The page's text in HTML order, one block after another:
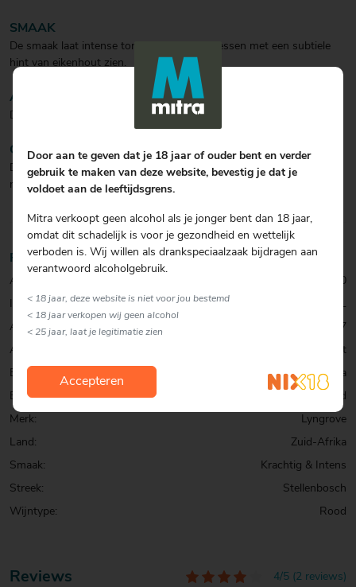
SMAAK
De smaak laat intense tonen van zwarte bessen met een subtiele
hint van eikenhout zien.
AFDRONK
De middellange afdronk laat een klein zoetje zien.
CULINAIR
Deze krachtige en intense wijn kun je onder andere prima serveren
naast diverse gerechten van varkensvlees.
Reviews 4/5 (2 reviews)
Productinformatie
Artikelcode:
0074950000
Inhoud:
75 CL
Alcohol percentage:
14,7
Allergenen:
Sulfiet
Exclusief:
Exclusief bij Mitra
Bekroning:
Bekroond
Merk:
Lyngrove
Land:
Zuid-Afrika
Smaak:
Krachtig & Intens
Streek:
Stellenbosch
Wijntype:
Rood
Door aan te geven dat je 18 jaar of ouder bent en verder
gebruik te maken van deze website, bevestig je dat je
voldoet aan de leeftijdsgrens.
Mitra verkoopt geen alcohol als je jonger bent dan 18 jaar,
omdat dit schadelijk is voor je gezondheid en wettelijk
verboden is. Wij willen als drankspeciaalzaak bijdragen aan
verantwoord alcoholgebruik.
< 18 jaar, deze website is niet voor jou bestemd
< 18 jaar verkopen wij geen alcohol
< 25 jaar, laat je legitimatie zien
Accepteren